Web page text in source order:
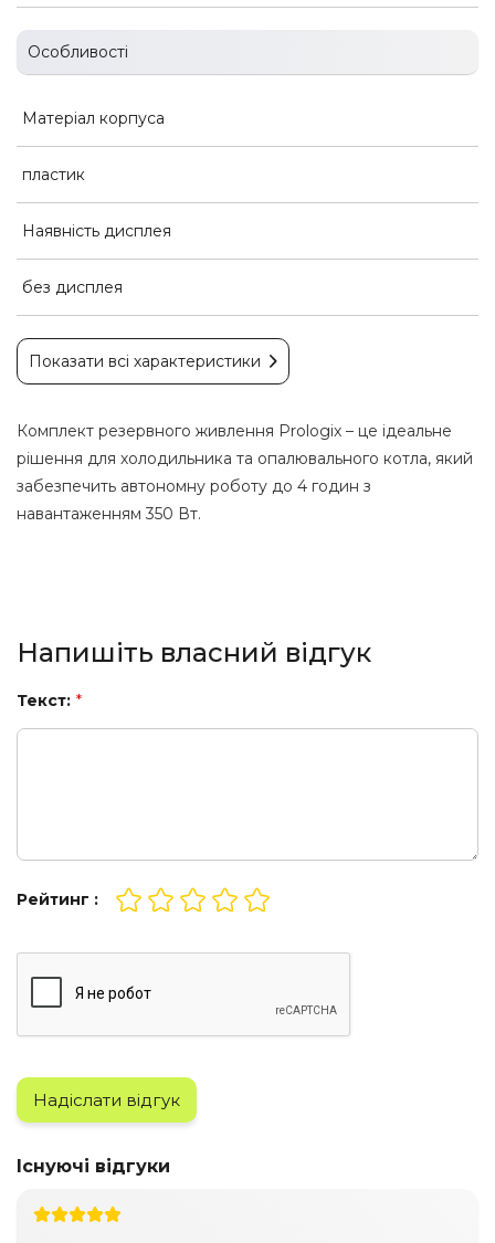
Особливості
Матеріал корпуса
пластик
Наявність дисплея
без дисплея
Показати всі характеристики
Комплект резервного живлення Prologix – це ідеальне
рішення для холодильника та опалювального котла, який
забезпечить автономну роботу до 4 годин з
навантаженням 350 Вт.
Напишіть власний відгук
Текст: *
Рейтинг :
Надіслати відгук
Існуючі відгуки